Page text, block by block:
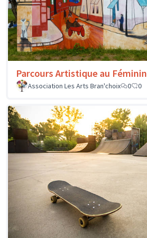
Parcours Artistique au Féminin
Association Les Arts Bran'choix
0 0